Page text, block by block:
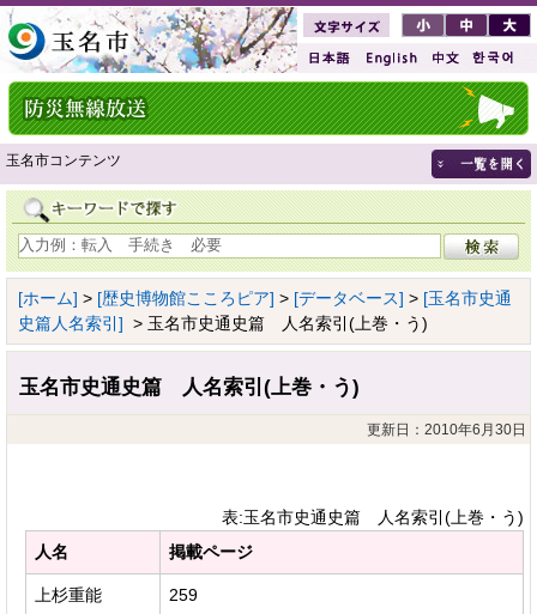
玉名市コンテンツ
[ホーム] > [歴史博物館こころピア] > [データベース] > [玉名市史通
史篇人名索引] > 玉名市史通史篇 人名索引(上巻・う)
玉名市史通史篇 人名索引(上巻・う)
更新日：2010年6月30日
表:玉名市史通史篇 人名索引(上巻・う)
人名
掲載ページ
上杉重能 259